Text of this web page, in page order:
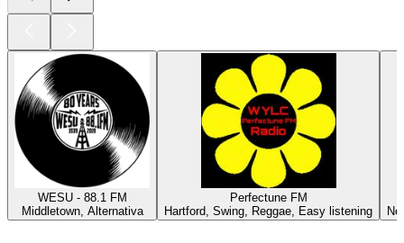
WESU - 88.1 FM
Middletown, Alternativa
Perfectune FM
Hartford, Swing, Reggae, Easy listening